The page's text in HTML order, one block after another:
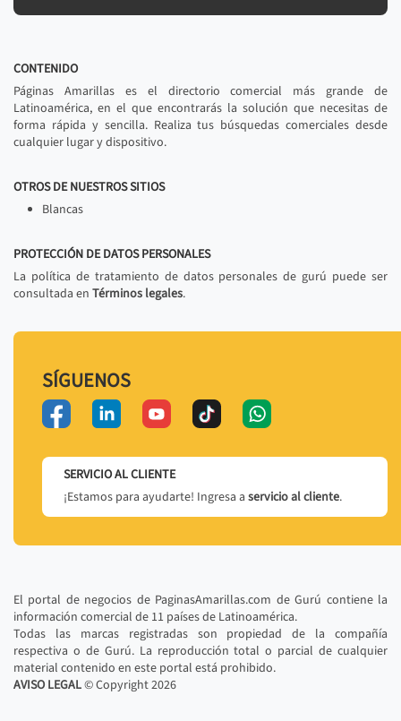
CONTENIDO
Páginas Amarillas es el directorio comercial más grande de
Latinoamérica, en el que encontrarás la solución que necesitas de
forma rápida y sencilla. Realiza tus búsquedas comerciales desde
cualquier lugar y dispositivo.
OTROS DE NUESTROS SITIOS
Blancas
PROTECCIÓN DE DATOS PERSONALES
La política de tratamiento de datos personales de gurú puede ser
consultada en Términos legales.
SÍGUENOS
SERVICIO AL CLIENTE
¡Estamos para ayudarte! Ingresa a servicio al cliente.
El portal de negocios de PaginasAmarillas.com de Gurú contiene la
información comercial de 11 países de Latinoamérica.
Todas las marcas registradas son propiedad de la compañía
respectiva o de Gurú. La reproducción total o parcial de cualquier
material contenido en este portal está prohibido.
AVISO LEGAL© Copyright2026